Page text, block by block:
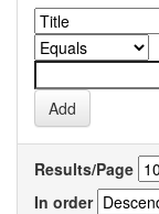
Results/Page
In order